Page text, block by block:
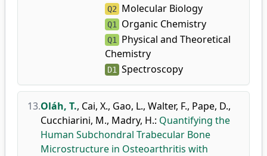
Q2 Molecular Biology
Q1 Organic Chemistry
Q1
Physical and Theoretical
Chemistry
D1 Spectroscopy
13.Oláh, T., Cai, X., Gao, L., Walter, F., Pape, D.,
Cucchiarini, M., Madry, H.: Quantifying the
Human Subchondral Trabecular Bone
Microstructure in Osteoarthritis with